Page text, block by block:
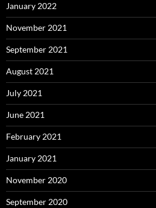
January 2022
November 2021
September 2021
August 2021
July 2021
June 2021
February 2021
January 2021
November 2020
September 2020